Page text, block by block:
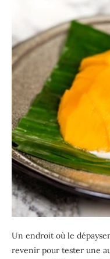
Un endroit où le
revenir pour tester une